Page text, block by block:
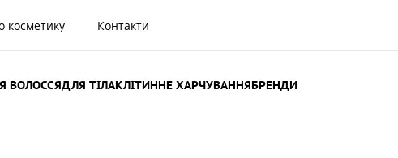
косметику Контакти
ВОЛОССЯДЛЯ ТІЛАКЛІТИННЕ ХАРЧУВАННЯБРЕНДИ